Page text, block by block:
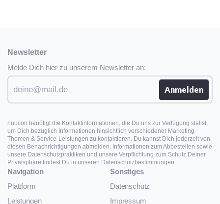
Navigation
Plattform
Leistungen
Sonstiges
Datenschutz
Impressum
Newsletter
Melde Dich hier zu unserem Newsletter an:
nuucon benötigt die Kontaktinformationen, die Du uns zur Verfügung stellst,
um Dich bezüglich Informationen hinsichtlich verschiedener Marketing-
Themen & Service-Leistungen zu kontaktieren. Du kannst Dich jederzeit von
diesen Benachrichtigungen abmelden. Informationen zum Abbestellen sowie
unsere Datenschutzpraktiken und unsere Verpflichtung zum Schutz Deiner
Privatsphäre findest Du in unseren Datenschutzbestimmungen.